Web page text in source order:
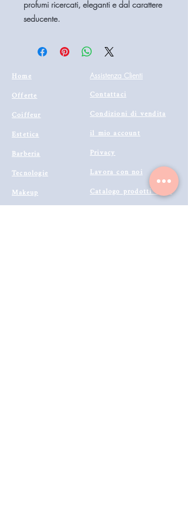
profumi ricercati, eleganti e dal carattere
seducente.
Home
Offerte
Coiffeur
Estetica
Barberia
Tecnologie
Makeup
Assistenza Clienti
Contattaci
Condizioni di vendita
il mio account
Privacy
Lavora con noi
Catalogo prodotti 2022